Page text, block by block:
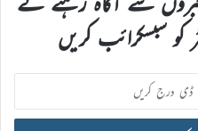
کو سبسکرائب کریں